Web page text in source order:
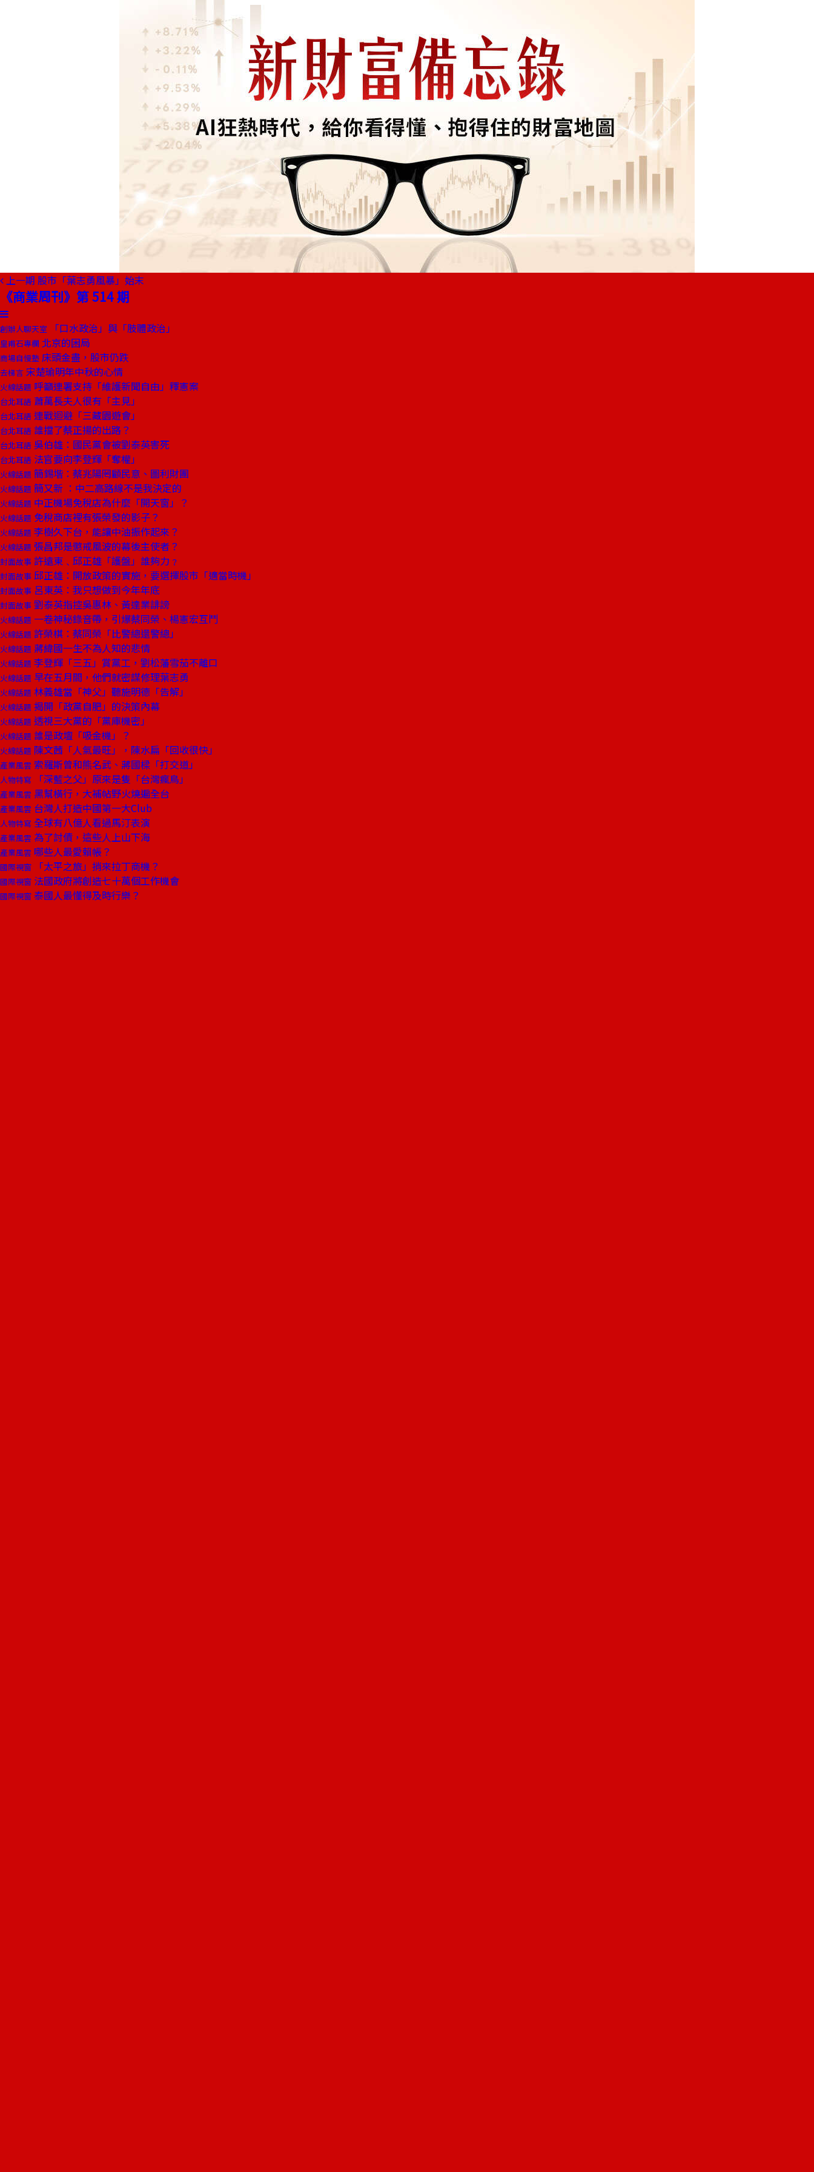
上一期 股市「葉志勇風暴」始末
《商業周刊》第 514 期
創辦人聊天室 「口水政治」與「肢體政治」
皇甫石專欄 北京的困局
商場自慢塾 床頭金盡，股市仍跌
去梯言 宋楚瑜明年中秋的心情
火線話題 呼籲連署支持「維護新聞自由」釋憲案
台北耳語 蕭萬長夫人很有「主見」
台北耳語 連戰迴避「三藏園遊會」
台北耳語 誰擋了蔡正揚的出路？
台北耳語 吳伯雄：國民黨會被劉泰英害死
台北耳語 法官要向李登輝「奪權」
火線話題 簡錫堦：蔡兆陽罔顧民意、圖利財團
火線話題 簡又新 ：中二高路線不是我決定的
火線話題 中正機場免稅店為什麼「開天窗」？
火線話題 免稅商店裡有張榮發的影子？
火線話題 李樹久下台，能讓中油振作起來？
火線話題 張昌邦是懲戒風波的幕後主使者？
封面故事 許遠東﹑邱正雄「護盤」誰夠力﹖
封面故事 邱正雄：開放政策的實施，要選擇股市「適當時機」
封面故事 呂東英：我只想做到今年年底
封面故事 劉泰英指控吳惠林、黃達業誹謗
火線話題 一卷神秘錄音帶，引爆蔡同榮、楊憲宏互鬥
火線話題 許榮棋：蔡同榮「比警總還警總」
火線話題 蔣緯國一生不為人知的悲情
火線話題 李登輝「三五」賞黨工，劉松藩雪茄不離口
火線話題 早在五月間，他們就密謀修理葉志勇
火線話題 林義雄當「神父」聽施明德「告解」
火線話題 揭開「政黨自肥」的決策內幕
火線話題 透視三大黨的「黨庫機密」
火線話題 誰是政壇「吸金機」？
火線話題 陳文茜「人氣最旺」，陳水扁「回收很快」
產業風雲 索羅斯曾和熊名武、蔣國樑「打交道」
人物特寫 「深藍之父」原來是隻「台灣瘋鳥」
產業風雲 黑幫橫行，大補帖野火燒遍全台
產業風雲 台灣人打造中國第一大Club
人物特寫 全球有八億人看過馬汀表演
產業風雲 為了討債，這些人上山下海
產業風雲 哪些人最愛賴帳？
國際視窗 「太平之旅」捎來拉丁商機？
國際視窗 法國政府將創造七十萬個工作機會
國際視窗 泰國人最懂得及時行樂？